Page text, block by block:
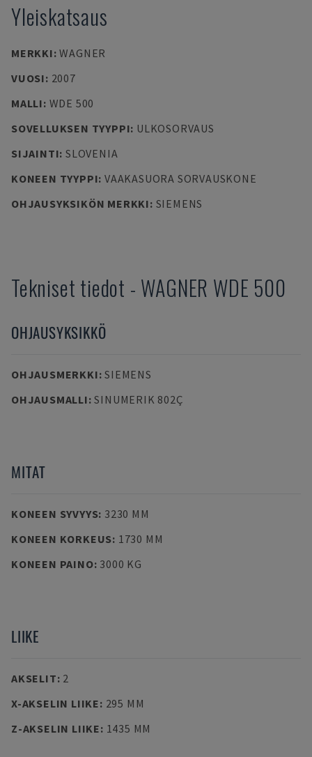
Yleiskatsaus
MERKKI:WAGNER
VUOSI: 2007
MALLI: WDE 500
SOVELLUKSEN TYYPPI: ULKOSORVAUS
SIJAINTI: SLOVENIA
KONEEN TYYPPI: VAAKASUORA SORVAUSKONE
OHJAUSYKSIKÖN MERKKI: SIEMENS
Tekniset tiedot - WAGNER WDE 500
OHJAUSYKSIKKÖ
OHJAUSMERKKI:SIEMENS
OHJAUSMALLI:SINUMERIK 802Ç
MITAT
KONEEN SYVYYS: 3230 MM
KONEEN KORKEUS: 1730 MM
KONEEN PAINO: 3000 KG
LIIKE
AKSELIT: 2
X-AKSELIN LIIKE: 295 MM
Z-AKSELIN LIIKE: 1435 MM